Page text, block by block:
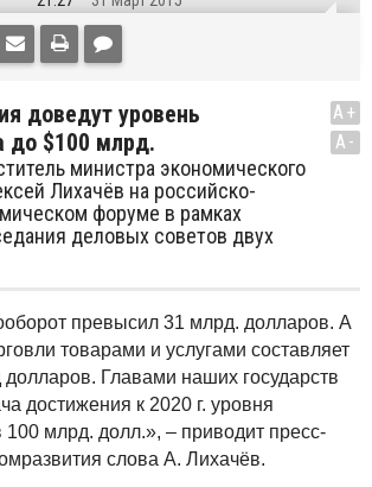
доведут уровень
до $100 млрд.
министра экономического
Лихачёв на российско-
форуме в рамках
деловых советов двух
A+
A-
превысил 31 млрд. долларов. А
товарами и услугами составляет
Главами наших государств
достижения к 2020 г. уровня
100 млрд. долл.», – приводит пресс-
слова А. Лихачёв.